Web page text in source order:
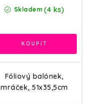
Skladem (4 ks)
Fóliový balónek,
mráček, 51x35,5cm